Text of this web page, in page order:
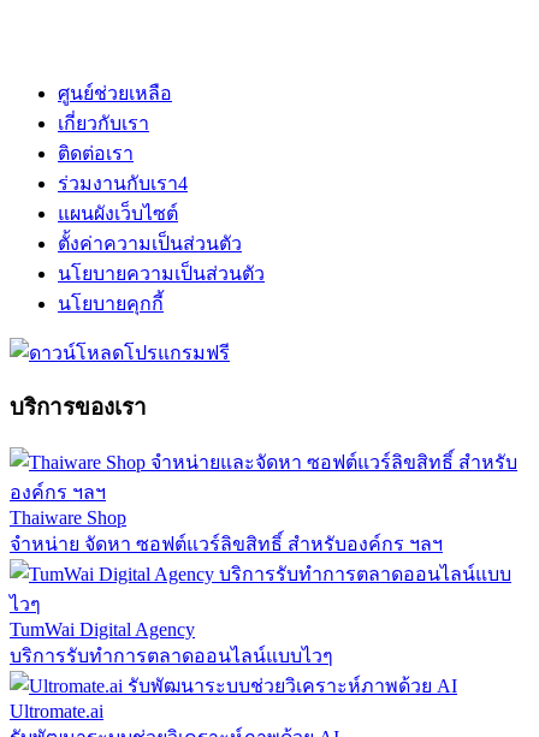
ศูนย์ช่วยเหลือ
เกี่ยวกับเรา
ติดต่อเรา
ร่วมงานกับเรา4
แผนผังเว็บไซต์
ตั้งค่าความเป็นส่วนตัว
นโยบายความเป็นส่วนตัว
นโยบายคุกกี้
บริการของเรา
Thaiware Shop
จำหน่าย จัดหา ซอฟต์แวร์ลิขสิทธิ์ สำหรับองค์กร ฯลฯ
TumWai Digital Agency
บริการรับทำการตลาดออนไลน์แบบไวๆ
Ultromate.ai